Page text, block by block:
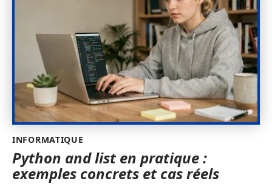
INFORMATIQUE
Python and list en pratique :
exemples concrets et cas réels